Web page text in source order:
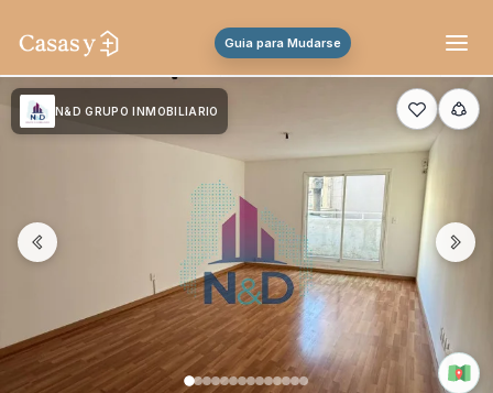
Guia para Mudarse
N&D GRUPO INMOBILIARIO